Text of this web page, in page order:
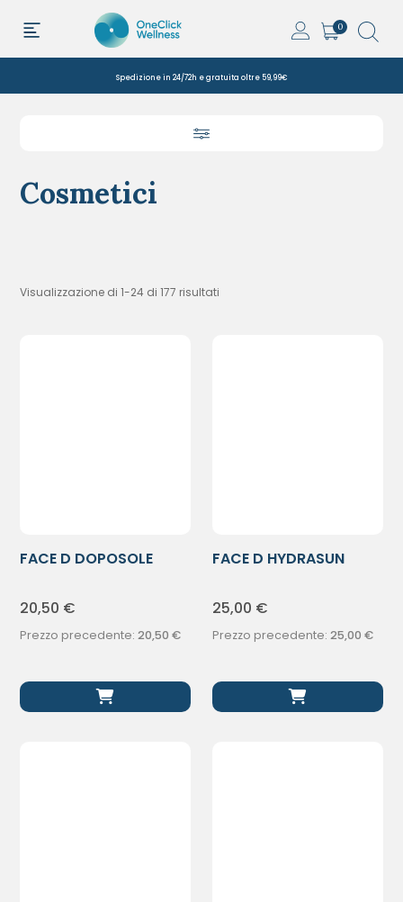
0
Spedizione in 24/72h e gratuita oltre 59,99€
Cosmetici
Visualizzazione di 1-24 di 177 risultati
FACE D DOPOSOLE
20,50 €
Prezzo precedente:20,50 €
FACE D HYDRASUN
25,00 €
Prezzo precedente: 25,00 €